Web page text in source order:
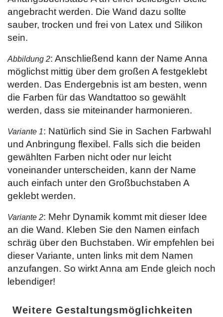
angebracht werden. Die Wand dazu sollte
sauber, trocken und frei von Latex und Silikon
sein.
Abbildung 2: Anschließend kann der Name Anna
möglichst mittig über dem großen A festgeklebt
werden. Das Endergebnis ist am besten, wenn
die Farben für das Wandtattoo so gewählt
werden, dass sie miteinander harmonieren.
Variante 1: Natürlich sind Sie in Sachen Farbwahl
und Anbringung flexibel. Falls sich die beiden
gewählten Farben nicht oder nur leicht
voneinander unterscheiden, kann der Name
auch einfach unter den Großbuchstaben A
geklebt werden.
Variante 2: Mehr Dynamik kommt mit dieser Idee
an die Wand. Kleben Sie den Namen einfach
schräg über den Buchstaben. Wir empfehlen bei
dieser Variante, unten links mit dem Namen
anzufangen. So wirkt Anna am Ende gleich noch
lebendiger!
Weitere Gestaltungsmöglichkeiten